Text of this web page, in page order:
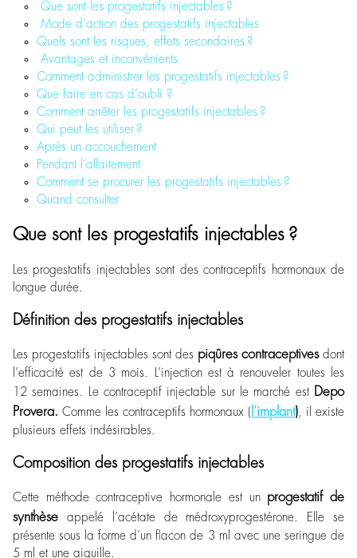
Que sont les progestatifs injectables ?
Mode d’action des progestatifs injectables
Quels sont les risques, effets secondaires ?
Avantages et inconvénients
Comment administrer les progestatifs injectables ?
Que faire en cas d’oubli ?
Comment arrêter les progestatifs injectables ?
Qui peut les utiliser ?
Après un accouchement
Pendant l’allaitement
Comment se procurer les progestatifs injectables ?
Quand consulter
Que sont les progestatifs injectables ?
Les progestatifs injectables sont des contraceptifs hormonaux de
longue durée.
Définition des progestatifs injectables
Les progestatifs injectables sont des piqûres contraceptivesdont
l’efficacité est de 3 mois. L’injection est à renouveler toutes les
12 semaines. Le contraceptif injectable sur le marché est Depo
Provera. Comme les contraceptifs hormonaux ( l’implant) , il existe
plusieurs effets indésirables.
Composition des progestatifs injectables
Cette méthode contraceptive hormonale est un progestatif de
synthèse appelé l’acétate de médroxyprogestérone. Elle se
présente sous la forme d’un flacon de 3 ml avec une seringue de
5 ml et une aiguille.